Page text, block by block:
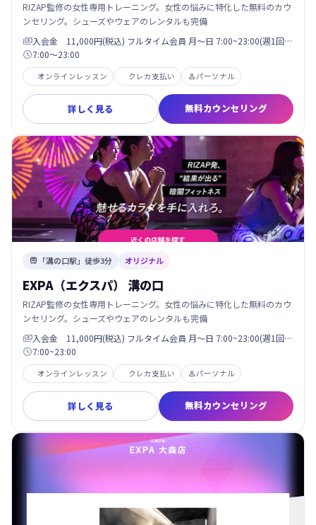
RIZAP監修の女性専用トレーニング。女性の悩みに特化した無料のカウ
ンセリング。シューズやウェアのレンタルも完備
入会金 11,000円(税込) フルタイム会員 月〜日 7:00~23:00(週1回…
7:00〜23:00
オンラインレッスン クレカ支払い パーソナル
詳しく見る 無料カウンセリング
 「溝の口駅」徒歩3分 オリジナル
EXPA（エクスパ） 溝の口
RIZAP監修の女性専用トレーニング。女性の悩みに特化した無料のカウ
ンセリング。シューズやウェアのレンタルも完備
入会金 11,000円(税込) フルタイム会員 月〜日 7:00~23:00(週1回…
7:00~23:00
オンラインレッスン クレカ支払い パーソナル
詳しく見る 無料カウンセリング